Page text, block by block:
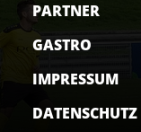
PARTNER
GASTRO
IMPRESSUM
DATENSCHUTZ